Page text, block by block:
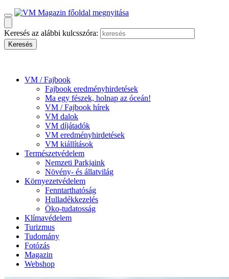
Keresés az alábbi kulcsszóra:
VM / Fajbook
Fajbook eredményhirdetések
Ma egy fészek, holnap az óceán!
VM / Fajbook hírek
VM dalok
VM díjátadók
VM eredményhirdetések
VM kiállítások
Természetvédelem
Nemzeti Parkjaink
Növény- és állatvilág
Környezetvédelem
Fenntarthatóság
Hulladékkezelés
Öko-tudatosság
Klímavédelem
Turizmus
Tudomány
Fotózás
Magazin
Webshop